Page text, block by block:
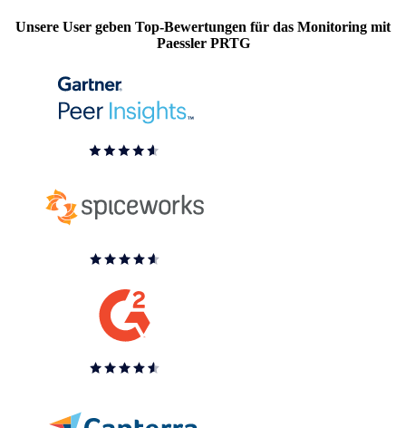
Unsere User geben Top-Bewertungen für das Monitoring mit
Paessler PRTG